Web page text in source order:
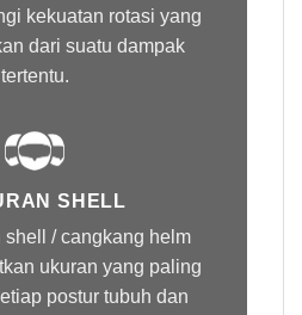
kekuatan rotasi yang
dari suatu dampak
tertentu.
SHELL
shell / cangkang helm
ukuran yang paling
postur tubuh dan